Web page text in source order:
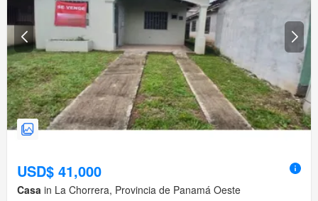
USD$ 41,000
Casa in La Chorrera, Provincia de Panamá Oeste